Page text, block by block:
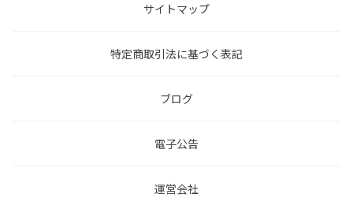
サイトマップ
特定商取引法に基づく表記
ブログ
電子公告
運営会社